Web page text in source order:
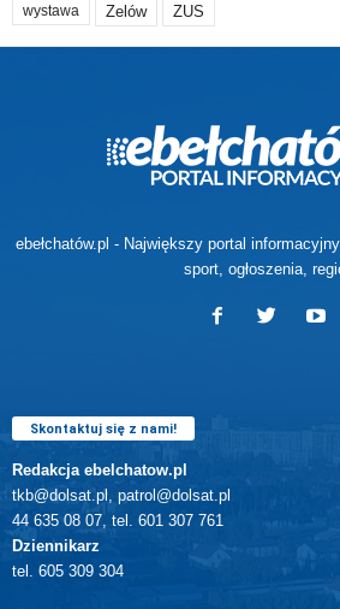
wystawa Zelów ZUS
ebełchatów.pl - Największy portal
sport, ogłoszenia,
Skontaktuj się z nami!
Redakcja ebelchatow.pl
tkb@dolsat.pl, patrol@dolsat.pl
44 635 08 07, tel. 601 307 761
Dziennikarz
tel. 605 309 304